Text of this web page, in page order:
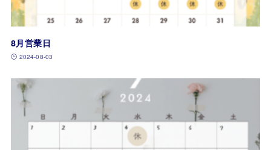
8月営業日
2024-08-03